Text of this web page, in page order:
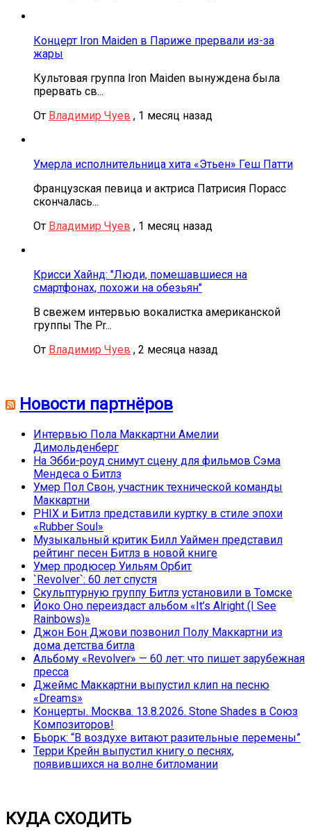
Концерт Iron Maiden в Париже прервали из-за
жары
Культовая группа Iron Maiden вынуждена была
прервать св...
От Владимир Чуев , 1 месяц назад
Умерла исполнительница хита «Этьен» Геш Патти
Французская певица и актриса Патрисия Порасс
скончалась...
От Владимир Чуев , 1 месяц назад
Крисси Хайнд: "Люди, помешавшиеся на
смартфонах, похожи на обезьян"
В свежем интервью вокалистка американской
группы The Pr...
От Владимир Чуев , 2 месяца назад
Новости партнёров
Интервью Пола Маккартни Амелии
Димольденберг
На Эбби-роуд снимут сцену для фильмов Сэма
Мендеса о Битлз
Умер Пол Свон, участник технической команды
Маккартни
PHIX и Битлз представили куртку в стиле эпохи
«Rubber Soul»
Музыкальный критик Билл Уаймен представил
рейтинг песен Битлз в новой книге
Умер продюсер Уильям Орбит
`Revolver`: 60 лет спустя
Скульптурную группу Битлз установили в Томске
Йоко Оно переиздаст альбом «It’s Alright (I See
Rainbows)»
Джон Бон Джови позвонил Полу Маккартни из
дома детства битла
Альбому «Revolver» — 60 лет: что пишет зарубежная
пресса
Джеймс Маккартни выпустил клип на песню
«Dreams»
Концерты. Москва. 13.8.2026. Stone Shades в Союз
Композиторов!
Бьорк: “В воздухе витают разительные перемены”
Терри Крейн выпустил книгу о песнях,
появившихся на волне битломании
КУДА СХОДИТЬ